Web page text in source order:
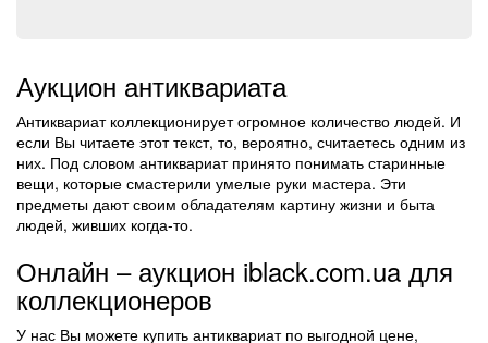
Аукцион антиквариата
Антиквариат коллекционирует огромное количество людей. И
если Вы читаете этот текст, то, вероятно, считаетесь одним из
них. Под словом антиквариат принято понимать старинные
вещи, которые смастерили умелые руки мастера. Эти
предметы дают своим обладателям картину жизни и быта
людей, живших когда-то.
Онлайн – аукцион iblack.com.ua для
коллекционеров
У нас Вы можете купить антиквариат по выгодной цене,